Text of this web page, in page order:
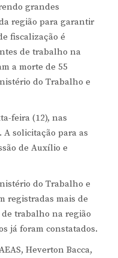
grandes
região para garantir
fiscalização é
de trabalho na
a morte de 55
do Trabalho e
feira (12), nas
A solicitação para as
de Auxílio e
do Trabalho e
registradas mais de
trabalho na região
já foram constatados.
Heverton Bacca,